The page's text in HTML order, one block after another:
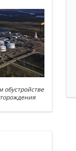
обустройстве